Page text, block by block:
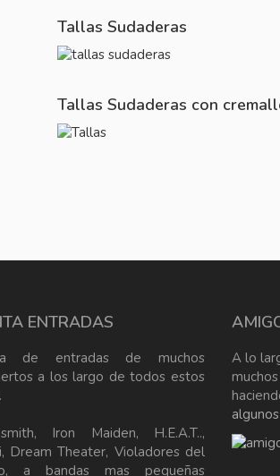
Tallas Sudaderas
Tallas Sudaderas con
ENTRADAS
de entradas de muchos
a los largo de todos estos
Iron Maiden, H.E.A.T..,
Dream Theater, Violadores del
a bandas mas pequeñas
A lo